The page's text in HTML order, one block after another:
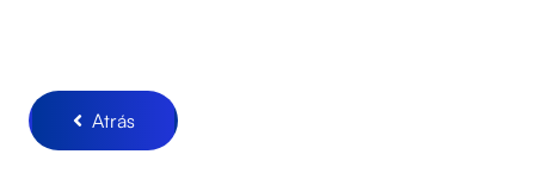
Atrás